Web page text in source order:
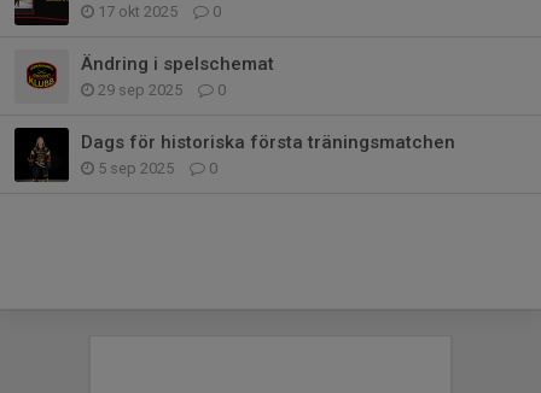
17 okt 2025 0
Ändring i spelschemat
29 sep 2025 0
Dags för historiska första träningsmatchen
5 sep 2025 0